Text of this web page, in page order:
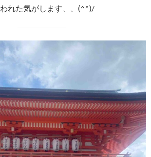
れた気がします、、(^^)/